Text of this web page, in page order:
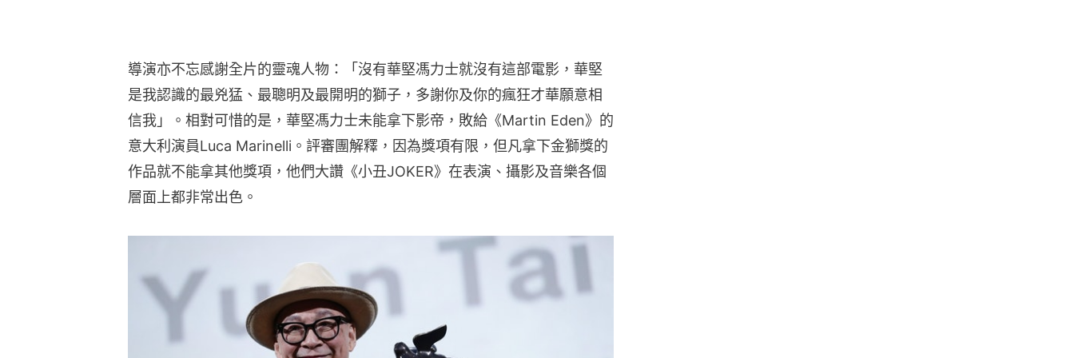
導演亦不忘感謝全片的靈魂人物：「沒有華堅馮力士就沒有這部電影，華堅
是我認識的最兇猛、最聰明及最開明的獅子，多謝你及你的瘋狂才華願意相
信我」。相對可惜的是，華堅馮力士未能拿下影帝，敗給《Martin Eden》的
意大利演員Luca Marinelli。評審團解釋，因為獎項有限，但凡拿下金獅獎的
作品就不能拿其他獎項，他們大讚《小丑JOKER》在表演、攝影及音樂各個
層面上都非常出色。